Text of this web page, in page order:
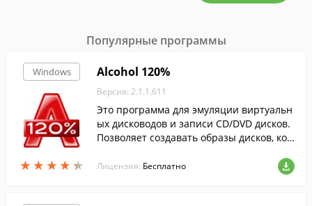
Популярные программы
Windows
★ ★ ★ ★ ★
★ ★ ★ ★ ★
Alcohol 120%
Версия: 2.1.1.611
Это программа для эмуляции виртуальн
ых дисководов и записи CD/DVD дисков.
Позволяет создавать образы дисков, коп
чистить CD-RW, DVD-RW и BD-RE диски.
Лицензия: Бесплатно